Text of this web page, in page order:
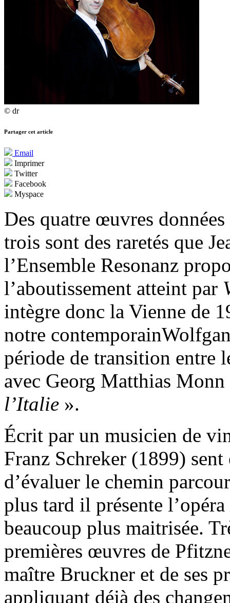
© dr
Partager cet article
Email
Imprimer
Twitter
Facebook
Myspace
Des quatre œuvres
trois sont des raretés que
l’Ensemble Resonanz
l’aboutissement atteint par
intègre donc la Vienne de
notre
période de transition entre
avec Georg Matthias Monn
l’Italie ».
Écrit par un musicien de
Franz Schreker (1899) sent
d’évaluer le chemin
plus tard il présente l’opéra
beaucoup plus maitrisée.
premières œuvres de
maître Bruckner et de ses
appliquant déjà des